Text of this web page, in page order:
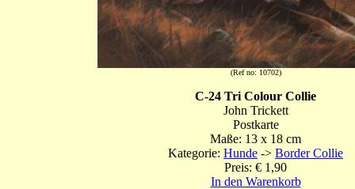
(Ref no: 10702)
C-24 Tri Colour Collie
John Trickett
Postkarte
Maße: 13 x 18 cm
Kategorie: Hunde -> Border Collie
Preis: € 1,90
In den Warenkorb